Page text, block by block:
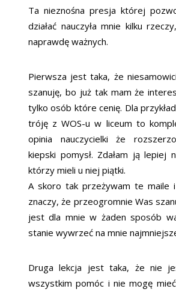
Ta nieznośna presja której
działać nauczyła mnie kilku
naprawdę ważnych.
Pierwsza jest taka, że
szanuję, bo już tak mam że
tylko osób które cenię. Dla
tróję z WOS-u w liceum to
opinia nauczycielki że
kiepski pomysł. Zdałam ją lepiej
którzy mieli u niej piątki.
A skoro tak przeżywam te maile
znaczy, że przeogromnie Was
jest dla mnie w żaden sposób
stanie wywrzeć na mnie
Druga lekcja jest taka, że nie
wszystkim pomóc i nie mogę